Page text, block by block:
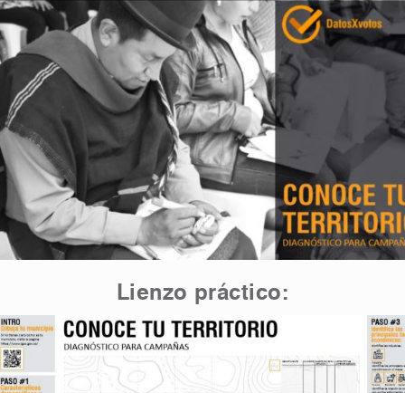
Lienzo práctico: